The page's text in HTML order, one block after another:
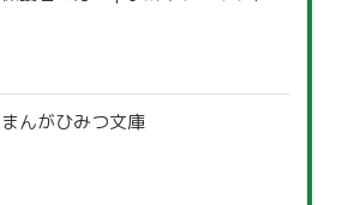
まんがひみつ文庫